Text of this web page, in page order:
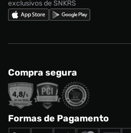
exclusivos de SNKRS
Compra segura
Formas de Pagamento